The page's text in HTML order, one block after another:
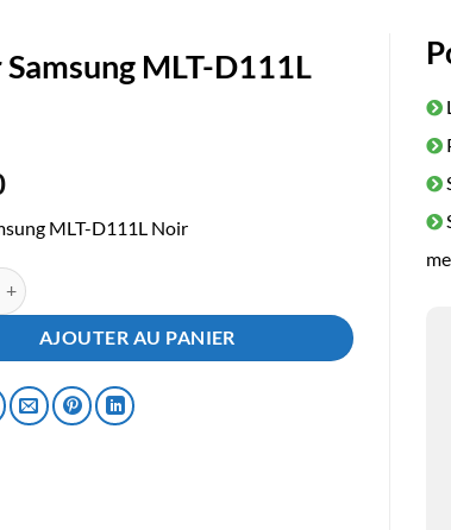
Samsung MLT-D111L
MLT-D111L Noir
Toner Samsung MLT-D111L Noir
AJOUTER AU PANIER